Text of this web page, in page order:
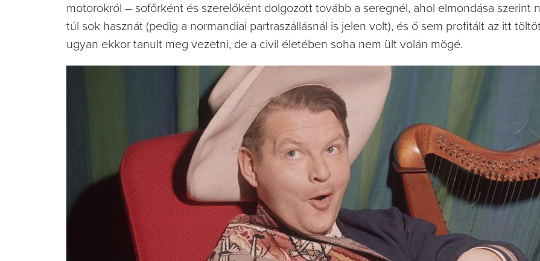
motorokról – sofőrként és szerelőként dolgozott tovább a seregnél, ahol elmondása szerint
túl sok hasznát (pedig a normandiai partraszállásnál is jelen volt), és ő sem profitált az itt
ugyan ekkor tanult meg vezetni, de a civil életében soha nem ült volán mögé.